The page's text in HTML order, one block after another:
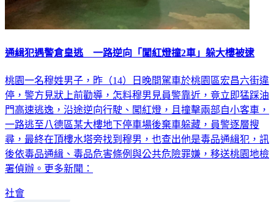
通緝犯遇警倉皇逃 一路逆向「闖紅燈撞2車」躲大樓被逮
桃園一名穆姓男子，昨（14）日晚間駕車於桃園區宏昌六街違
停，警方見狀上前勸導，怎料穆男見員警靠近，竟立即猛踩油
門高速逃逸，沿途逆向行駛、闖紅燈，且撞擊兩部自小客車，
一路逃至八德區某大樓地下停車場後棄車躲藏，員警逐層搜
尋，最終在頂樓水塔旁找到穆男，也查出他是毒品通緝犯，訊
後依毒品通緝、毒品危害條例與公共危險罪嫌，移送桃園地檢
署偵辦。更多新聞：
社會